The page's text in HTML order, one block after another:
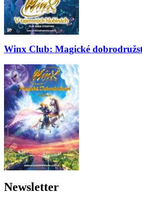
Winx Club: Magické
Newsletter